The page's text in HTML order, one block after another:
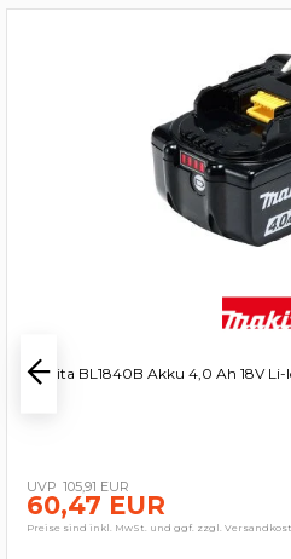
Makita BL1840B Akku 4,0 Ah 18V Li-
105,91 EUR
60,47 EUR
Preise sind inkl. MwSt. und ggf. zzgl.